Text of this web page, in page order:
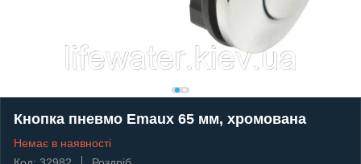
Кнопка пневмо Emaux 65 мм, хромована
Немає в наявності